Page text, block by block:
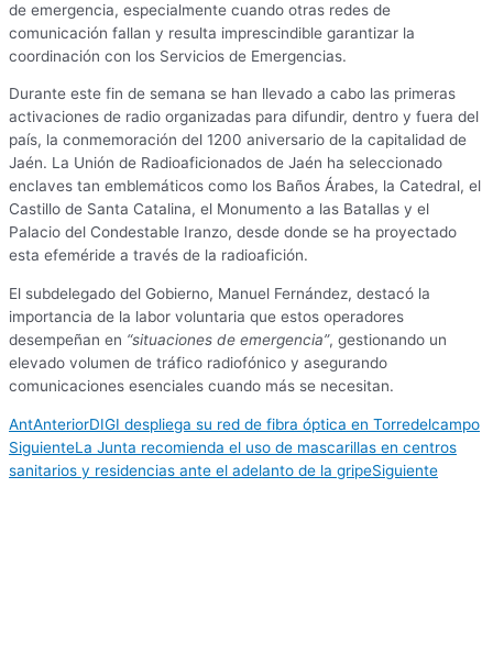
de emergencia, especialmente cuando otras redes de
comunicación fallan y resulta imprescindible garantizar la
coordinación con los Servicios de Emergencias.
Durante este fin de semana se han llevado a cabo las primeras
activaciones de radio organizadas para difundir, dentro y fuera del
país, la conmemoración del 1200 aniversario de la capitalidad de
Jaén. La Unión de Radioaficionados de Jaén ha seleccionado
enclaves tan emblemáticos como los Baños Árabes, la Catedral, el
Castillo de Santa Catalina, el Monumento a las Batallas y el
Palacio del Condestable Iranzo, desde donde se ha proyectado
esta efeméride a través de la radioafición.
El subdelegado del Gobierno, Manuel Fernández, destacó la
importancia de la labor voluntaria que estos operadores
desempeñan en “situaciones de emergencia”, gestionando un
elevado volumen de tráfico radiofónico y asegurando
comunicaciones esenciales cuando más se necesitan.
AntAnteriorDIGI despliega su red de fibra óptica en Torredelcampo
SiguienteLa Junta recomienda el uso de mascarillas en centros
sanitarios y residencias ante el adelanto de la gripeSiguiente